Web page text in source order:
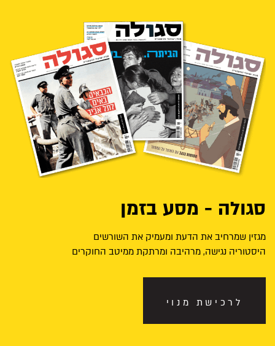
סגולה - מסע בזמן
מגזין שמרחיב את הדעת ומעמיק את השורשים
היסטוריה נגישה, מרהיבה ומרתקת ממיטב החוקרים
לרכישת מנוי